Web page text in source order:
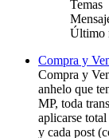
Temas
Último
Compra y
Compra y
anhelo que
MP, toda
aplicarse
y cada post